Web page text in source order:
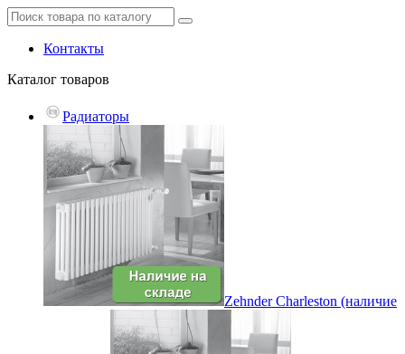
Контакты
Каталог товаров
Радиаторы
Zehnder Charleston (наличие